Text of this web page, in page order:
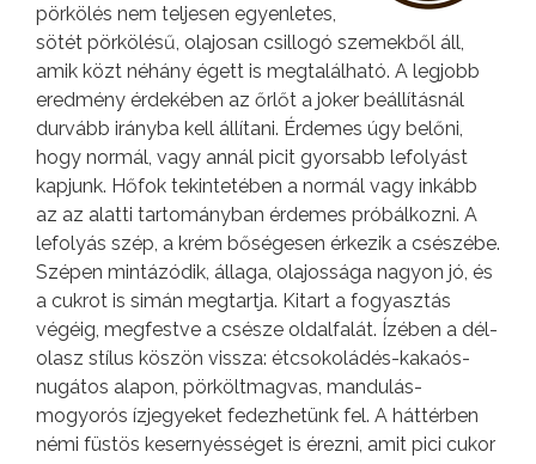
pörkölés nem teljesen egyenletes,
sötét pörkölésű, olajosan csillogó szemekből áll,
amik közt néhány égett is megtalálható. A legjobb
eredmény érdekében az őrlőt a joker beállításnál
durvább irányba kell állítani. Érdemes úgy belőni,
hogy normál, vagy annál picit gyorsabb lefolyást
kapjunk. Hőfok tekintetében a normál vagy inkább
az az alatti tartományban érdemes próbálkozni. A
lefolyás szép, a krém bőségesen érkezik a csészébe.
Szépen mintázódik, állaga, olajossága nagyon jó, és
a cukrot is simán megtartja. Kitart a fogyasztás
végéig, megfestve a csésze oldalfalát. Ízében a dél-
olasz stílus köszön vissza: étcsokoládés-kakaós-
nugátos alapon, pörköltmagvas, mandulás-
mogyorós ízjegyeket fedezhetünk fel. A háttérben
némi füstös kesernyésséget is érezni, amit pici cukor